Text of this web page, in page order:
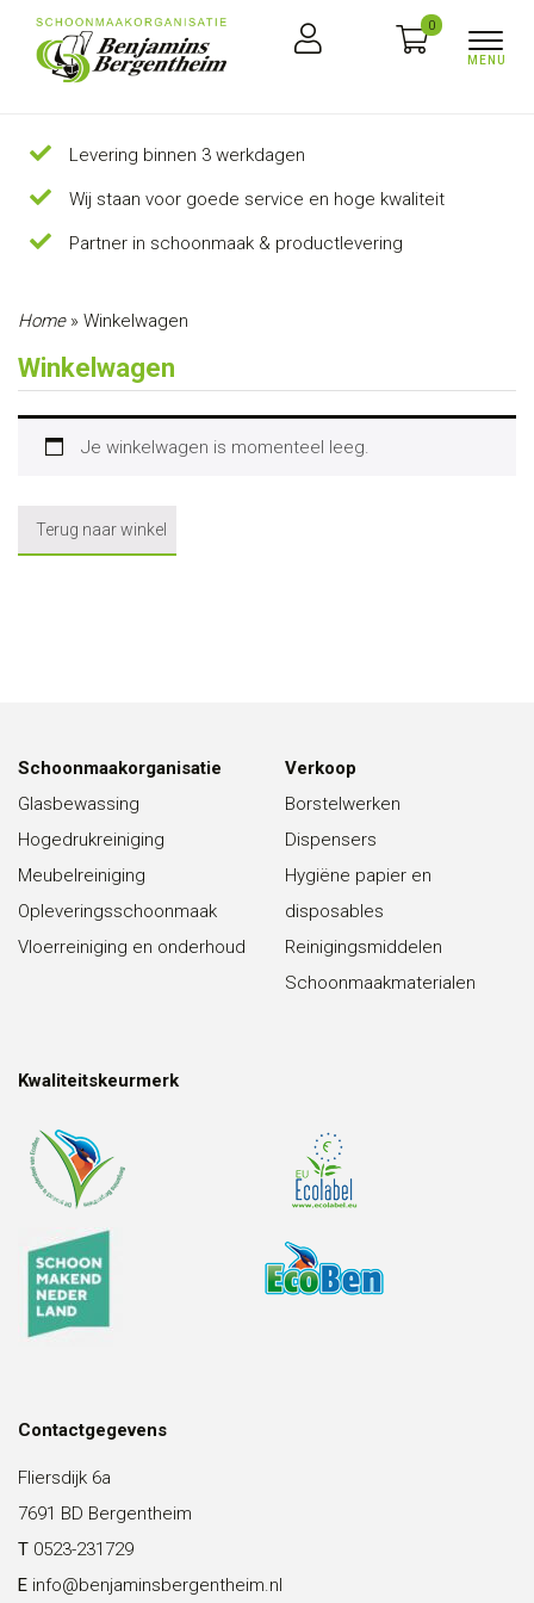
0
Levering binnen 3 werkdagen
Wij staan voor goede service en hoge kwaliteit
Partner in schoonmaak & productlevering
Home» Winkelwagen
Winkelwagen
Je winkelwagen is momenteel leeg.
Terug naar winkel
Schoonmaakorganisatie
Glasbewassing
Hogedrukreiniging
Meubelreiniging
Opleveringsschoonmaak
Vloerreiniging en onderhoud
Verkoop
Borstelwerken
Dispensers
Hygiëne papier en
disposables
Reinigingsmiddelen
Schoonmaakmaterialen
Kwaliteitskeurmerk
Contactgegevens
Fliersdijk 6a
7691 BD Bergentheim
T 0523-231729
E info@benjaminsbergentheim.nl